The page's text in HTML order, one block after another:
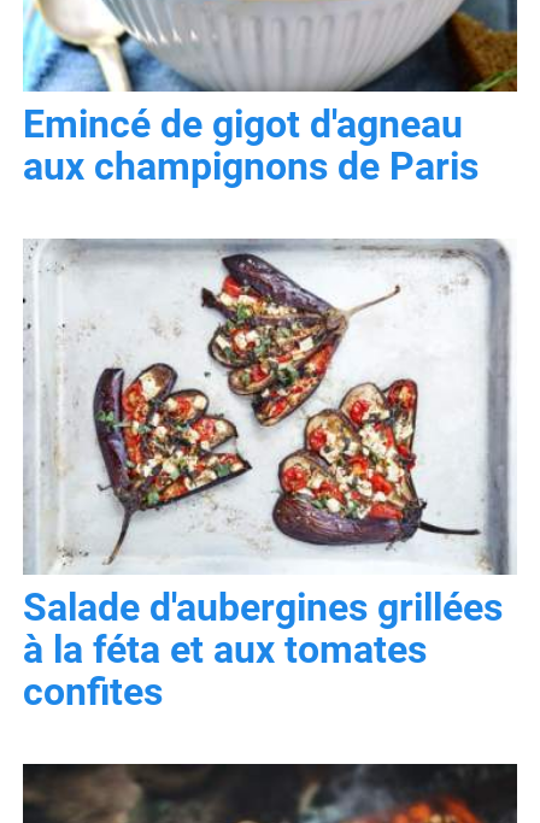
Emincé de gigot d'agneau
aux champignons de Paris
Salade d'aubergines grillées
à la féta et aux tomates
confites